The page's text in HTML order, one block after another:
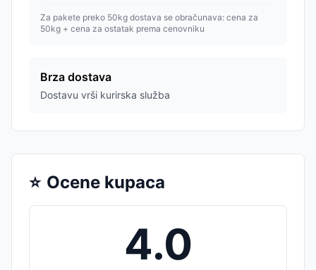
Za pakete preko 50kg dostava se obračunava: cena za
50kg + cena za ostatak prema cenovniku
Brza dostava
Dostavu vrši kurirska služba
⭐ Ocene kupaca
4.0